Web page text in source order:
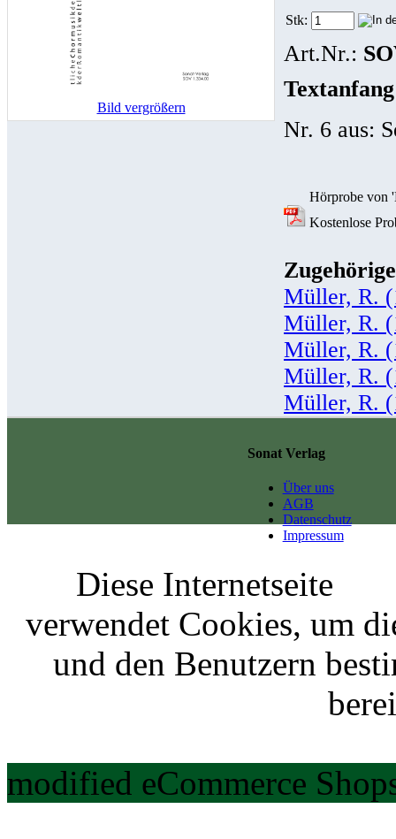
Bild vergrößern
Stk:
Art.Nr.:
Nr. 6 aus:
Hörprobe von
Kostenlose
Müller, R.
Müller, R.
Müller, R.
Müller, R.
Müller, R.
Sonat Verlag
Über uns
AGB
Datenschutz
Impressum
Diese Internetseite
verwendet Cookies, um
und den Benutzern
modified eCommerce